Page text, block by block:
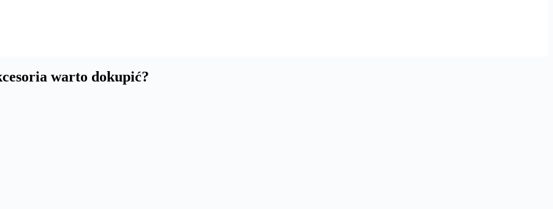
warto dokupić?